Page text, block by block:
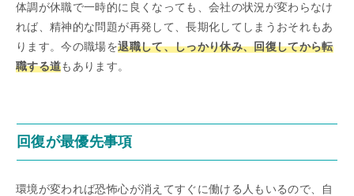
体調が休職で一時的に良くなっても、会社の状況が変わらなけ
れば、精神的な問題が再発して、長期化してしまうおそれもあ
ります。今の職場を退職して、しっかり休み、回復してから転
職する道もあります。
回復が最優先事項
環境が変われば恐怖心が消えてすぐに働ける人もいるので、自